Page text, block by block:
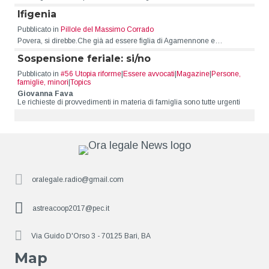
Ifigenia
Pubblicato in Pillole del Massimo Corrado
Povera, si direbbe.Che già ad essere figlia di Agamennone e…
Sospensione feriale: si/no
Pubblicato in #56 Utopia riforme|Essere avvocati|Magazine|Persone,
famiglie, minori|Topics
Giovanna Fava
Le richieste di provvedimenti in materia di famiglia sono tutte urgenti
oralegale.radio@gmail.com
astreacoop2017@pec.it
Via Guido D'Orso 3 - 70125 Bari, BA
Map